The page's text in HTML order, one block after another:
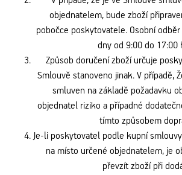
objednatelem, bude zboží
pobočce poskytovatele. Osobní
dny od 9:00 do 17:00
Způsob doručení zboží určuje
Smlouvě stanoveno jinak. V případě,
smluven na základě požadavku
objednatel riziko a případné
tímto způsobem
Je-li poskytovatel podle kupní
na místo určené objednatelem, je
převzít zboží při